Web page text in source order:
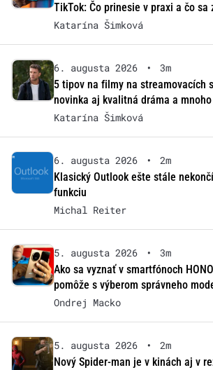
TikTok: Čo prinesie v praxi a čo sa
Katarína Šimková
6. augusta 2026 •
3m
5 tipov na filmy na streamovacích
novinka aj kvalitná dráma a
Katarína Šimková
6. augusta 2026 •
2m
Klasický Outlook ešte stále
funkciu
Michal Reiter
5. augusta 2026 •
3m
Ako sa vyznať v smartfónoch
pomôže s výberom správneho
Ondrej Macko
5. augusta 2026 •
2m
Nový Spider-man je v kinách aj v